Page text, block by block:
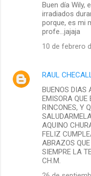
Buen día Wily,
irradiados
porque, es mi
profe...jajaja
10 de febrero
RAUL
BUENOS DIAS
EMISORA QUE
RINCONES, Y
AQUINO
FELIZ
ABRAZOS
SIEMPRE LA
CH.M.